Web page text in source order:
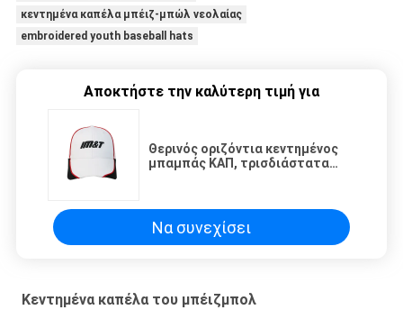
κεντημένα καπέλα μπέιζ-μπώλ νεολαίας
embroidered youth baseball hats
Αποκτήστε την καλύτερη τιμή για
Θερινός οριζόντια κεντημένος
μπαμπάς ΚΑΠ, τρισδιάστατα
καμμμένα Twill
Να συνεχίσει
Κεντημένα καπέλα του μπέιζμπολ